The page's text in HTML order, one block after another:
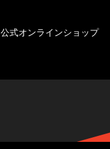
公式オンラインショップ